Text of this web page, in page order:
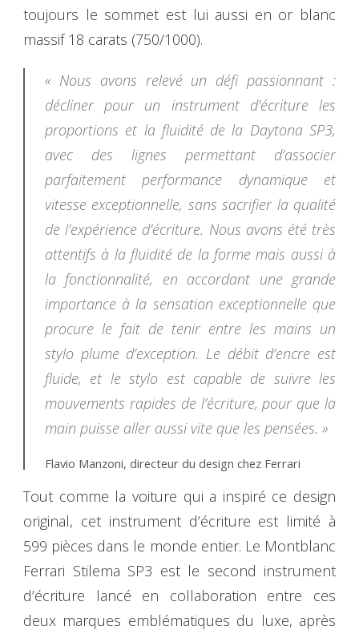
toujours le sommet est lui aussi en or blanc
massif 18 carats (750/1000).
« Nous avons relevé un défi passionnant :
décliner pour un instrument d’écriture les
proportions et la fluidité de la Daytona SP3,
avec des lignes permettant d’associer
parfaitement performance dynamique et
vitesse exceptionnelle, sans sacrifier la qualité
de l’expérience d’écriture. Nous avons été très
attentifs à la fluidité de la forme mais aussi à
la fonctionnalité, en accordant une grande
importance à la sensation exceptionnelle que
procure le fait de tenir entre les mains un
stylo plume d’exception. Le débit d’encre est
fluide, et le stylo est capable de suivre les
mouvements rapides de l’écriture, pour que la
main puisse aller aussi vite que les pensées. »
Flavio Manzoni, directeur du design chez Ferrari
Tout comme la voiture qui a inspiré ce design
original, cet instrument d’écriture est limité à
599 pièces dans le monde entier. Le Montblanc
Ferrari Stilema SP3 est le second instrument
d’écriture lancé en collaboration entre ces
deux marques emblématiques du luxe, après